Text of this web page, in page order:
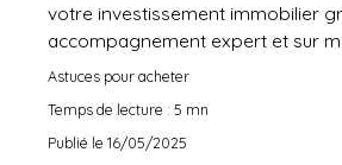
votre investissement immobilier
accompagnement expert et sur
Astuces pour acheter
Temps de lecture : 5 mn
Publié le 16/05/2025